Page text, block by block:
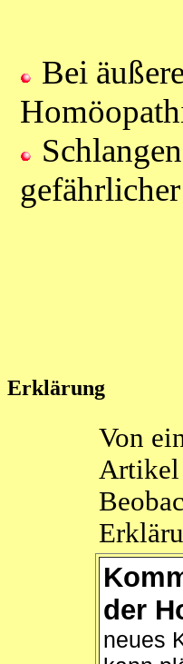
Bei
Erklärung
Von
Artikel
der
neues